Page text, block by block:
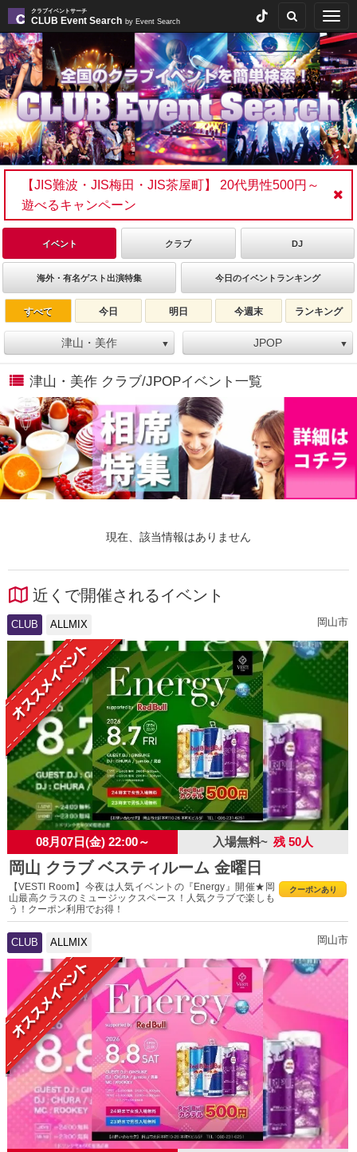
クラブイベントサーチ
CLUB Event Search by Event Search
【JIS難波・JIS梅田・JIS茶屋町】 20代男性500円～
遊べるキャンペーン
イベント クラブ DJ
海外・有名ゲスト出演特集 今日のイベントランキング
すべて 今日 明日 今週末 ランキング
津山・美作 ▼ JPOP ▼
津山・美作 クラブ/JPOPイベント一覧
現在、該当情報はありません
近くで開催されるイベント
CLUB ALLMIX 岡山市
08月07日(金) 22:00～ 入場無料~ 残 50人
岡山 クラブ ベスティルーム 金曜日
クーポンあり
【VESTI Room】今夜は人気イベントの『Energy』開催★岡
山最高クラスのミュージックスペース！人気クラブで楽しも
う！クーポン利用でお得！
CLUB ALLMIX 岡山市